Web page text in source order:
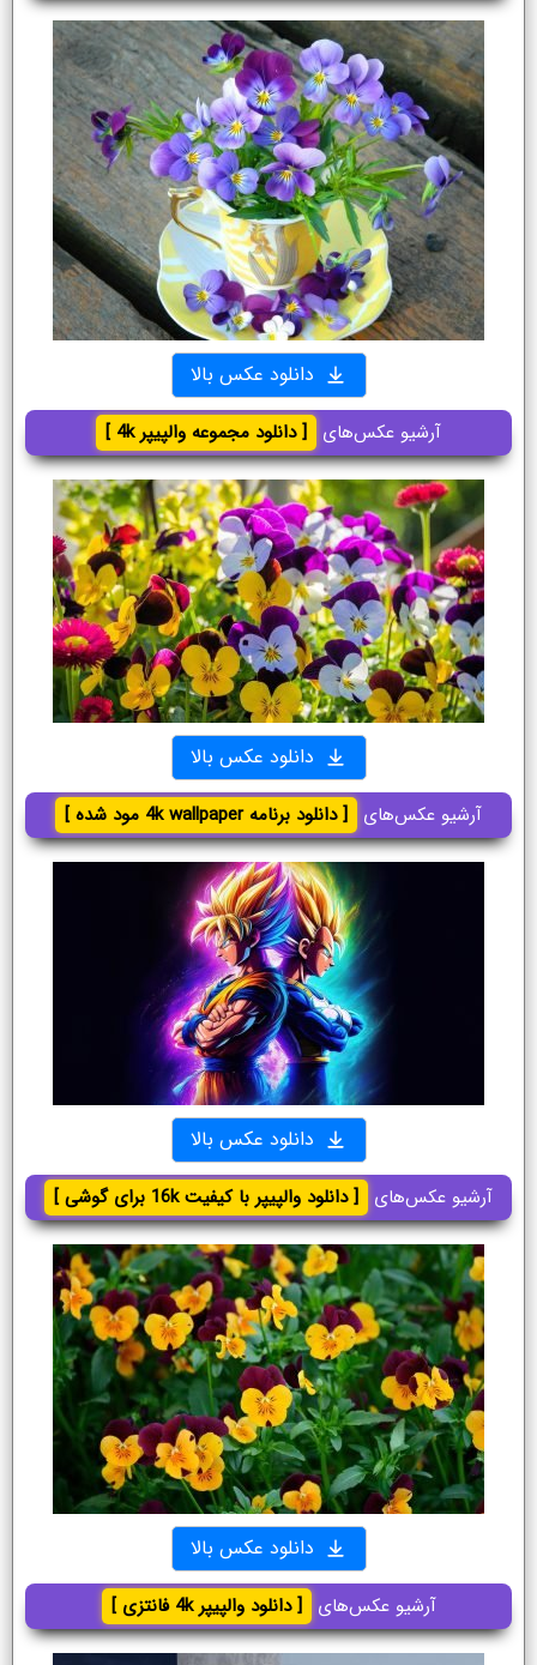
دانلود عکس بالا
آرشیو عکس‌های [ دانلود مجموعه والپیپر 4k ]
دانلود عکس بالا
آرشیو عکس‌های [ دانلود برنامه 4k wallpaper مود شده ]
دانلود عکس بالا
آرشیو عکس‌های [ دانلود والپیپر با کیفیت 16k برای گوشی ]
دانلود عکس بالا
آرشیو عکس‌های [ دانلود والپیپر 4k فانتزی ]